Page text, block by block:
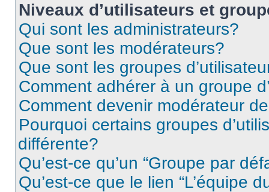
Niveaux d’utilisateurs et
Qui sont les administrateurs?
Que sont les modérateurs?
Que sont les groupes
Comment adhérer à un groupe
Comment devenir modérateur
Pourquoi certains groupes
différente?
Qu’est-ce qu’un “Groupe par
Qu’est-ce que le lien “L’équipe